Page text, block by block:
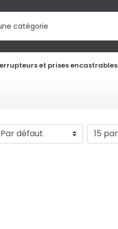
et prises encastrables